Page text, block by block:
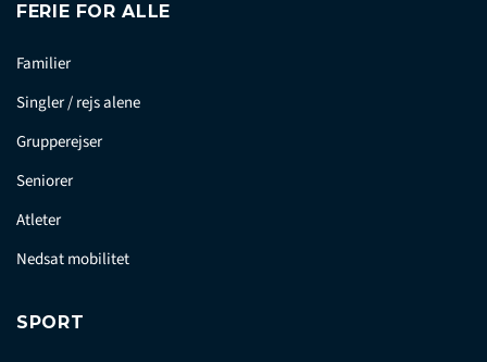
FERIE FOR ALLE
Familier
Singler / rejs alene
Grupperejser
Seniorer
Atleter
Nedsat mobilitet
SPORT